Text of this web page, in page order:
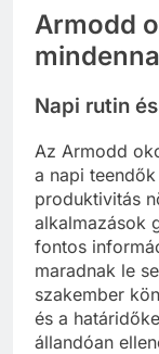
Armodd
Napi rutin
Az Armodd
a napi
produktivitás
alkalmazások
fontos
maradnak le
szakember
és a
állandóan